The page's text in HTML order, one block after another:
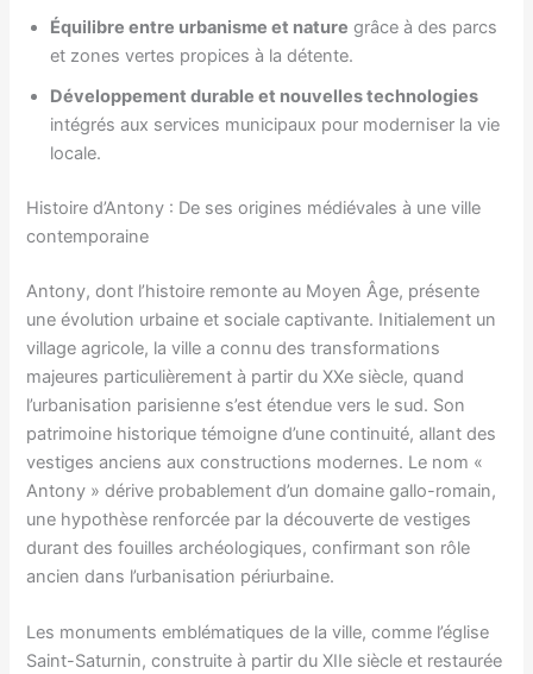
Équilibre entre urbanisme et nature grâce à des parcs
et zones vertes propices à la détente.
Développement durable et nouvelles technologies
intégrés aux services municipaux pour moderniser la vie
locale.
Histoire d’Antony : De ses origines médiévales à une ville
contemporaine
Antony, dont l’histoire remonte au Moyen Âge, présente
une évolution urbaine et sociale captivante. Initialement un
village agricole, la ville a connu des transformations
majeures particulièrement à partir du XXe siècle, quand
l’urbanisation parisienne s’est étendue vers le sud. Son
patrimoine historique témoigne d’une continuité, allant des
vestiges anciens aux constructions modernes. Le nom «
Antony » dérive probablement d’un domaine gallo-romain,
une hypothèse renforcée par la découverte de vestiges
durant des fouilles archéologiques, confirmant son rôle
ancien dans l’urbanisation périurbaine.
Les monuments emblématiques de la ville, comme l’église
Saint-Saturnin, construite à partir du XIIe siècle et restaurée